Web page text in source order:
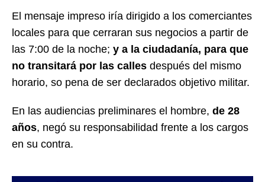
El mensaje impreso iría dirigido a los comerciantes
locales para que cerraran sus negocios a partir de
las 7:00 de la noche; y a la ciudadanía, para que
no transitará por las calles después del mismo
horario, so pena de ser declarados objetivo militar.
En las audiencias preliminares el hombre, de 28
años, negó su responsabilidad frente a los cargos
en su contra.